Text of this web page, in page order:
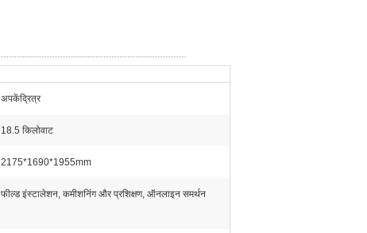
अपकेंद्रित्र
18.5 किलोवाट
2175*1690*1955mm
फील्ड इंस्टालेशन, कमीशनिंग और प्रशिक्षण, ऑनलाइन समर्थन